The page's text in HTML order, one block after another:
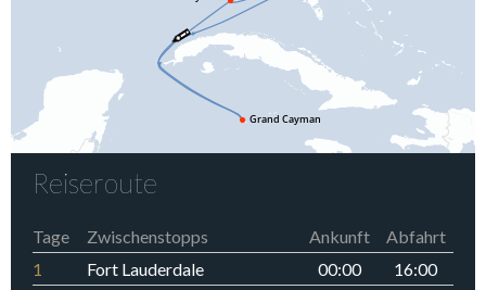
Reiseroute
Tage Zwischenstopps Ankunft
Abfahrt
1
Fort Lauderdale 00:00
16:00